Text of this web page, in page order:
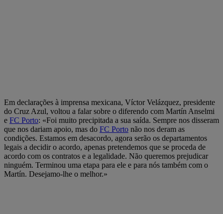
Em declarações à imprensa mexicana, Víctor Velázquez, presidente
do Cruz Azul, voltou a falar sobre o diferendo com Martín Anselmi
e FC Porto: «Foi muito precipitada a sua saída. Sempre nos disseram
que nos dariam apoio, mas do FC Porto não nos deram as
condições. Estamos em desacordo, agora serão os departamentos
legais a decidir o acordo, apenas pretendemos que se proceda de
acordo com os contratos e a legalidade. Não queremos prejudicar
ninguém. Terminou uma etapa para ele e para nós também com o
Martín. Desejamo-lhe o melhor.»